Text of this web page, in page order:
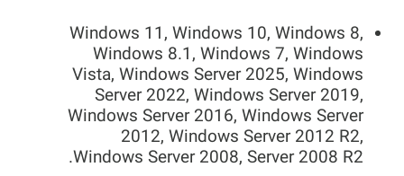
Windows 11, Windows 10, Windows 8,
Windows 8.1, Windows 7, Windows
Vista, Windows Server 2025, Windows
Server 2022, Windows Server 2019,
Windows Server 2016, Windows Server
2012, Windows Server 2012 R2,
Windows Server 2008, Server 2008 R2.